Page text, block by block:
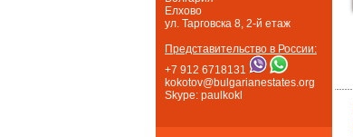
Елхово
ул. Тарговска 8, 2-й етаж
Представительство в России:
+7 912 6718131
kokotov@bulgarianestates.org
Skype: paulkokl